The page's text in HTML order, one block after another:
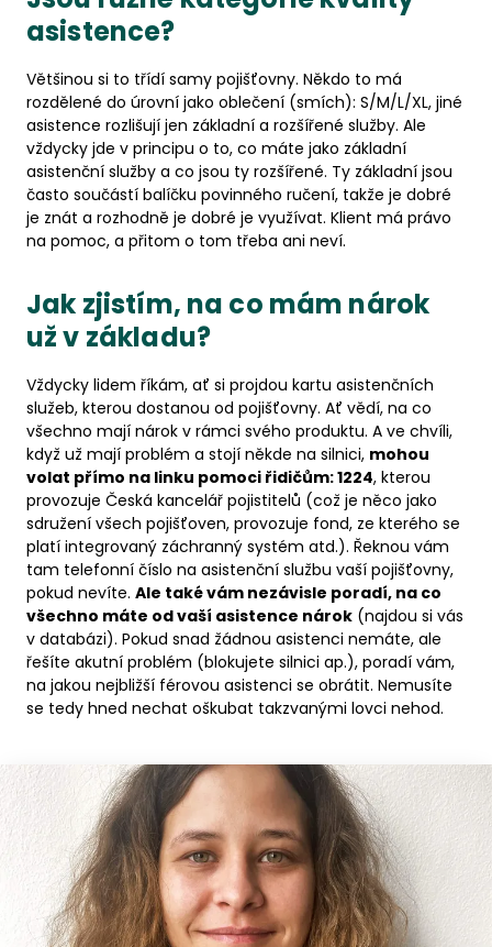
asistence?
Většinou si to třídí samy pojišťovny. Někdo to má
rozdělené do úrovní jako oblečení (smích): S/M/L/XL, jiné
asistence rozlišují jen základní a rozšířené služby. Ale
vždycky jde v principu o to, co máte jako základní
asistenční služby a co jsou ty rozšířené. Ty základní jsou
často součástí balíčku povinného ručení, takže je dobré
je znát a rozhodně je dobré je využívat. Klient má právo
na pomoc, a přitom o tom třeba ani neví.
Jak zjistím, na co mám nárok
už v základu?
Vždycky lidem říkám, ať si projdou kartu asistenčních
služeb, kterou dostanou od pojišťovny. Ať vědí, na co
všechno mají nárok v rámci svého produktu. A ve chvíli,
když už mají problém a stojí někde na silnici, mohou
volat přímo na linku pomoci řidičům: 1224, kterou
provozuje Česká kancelář pojistitelů (což je něco jako
sdružení všech pojišťoven, provozuje fond, ze kterého se
platí integrovaný záchranný systém atd.). Řeknou vám
tam telefonní číslo na asistenční službu vaší pojišťovny,
pokud nevíte. Ale také vám nezávisle poradí, na co
všechno máte od vaší asistence nárok (najdou si vás
v databázi). Pokud snad žádnou asistenci nemáte, ale
řešíte akutní problém (blokujete silnici ap.), poradí vám,
na jakou nejbližší férovou asistenci se obrátit. Nemusíte
se tedy hned nechat oškubat takzvanými lovci nehod.